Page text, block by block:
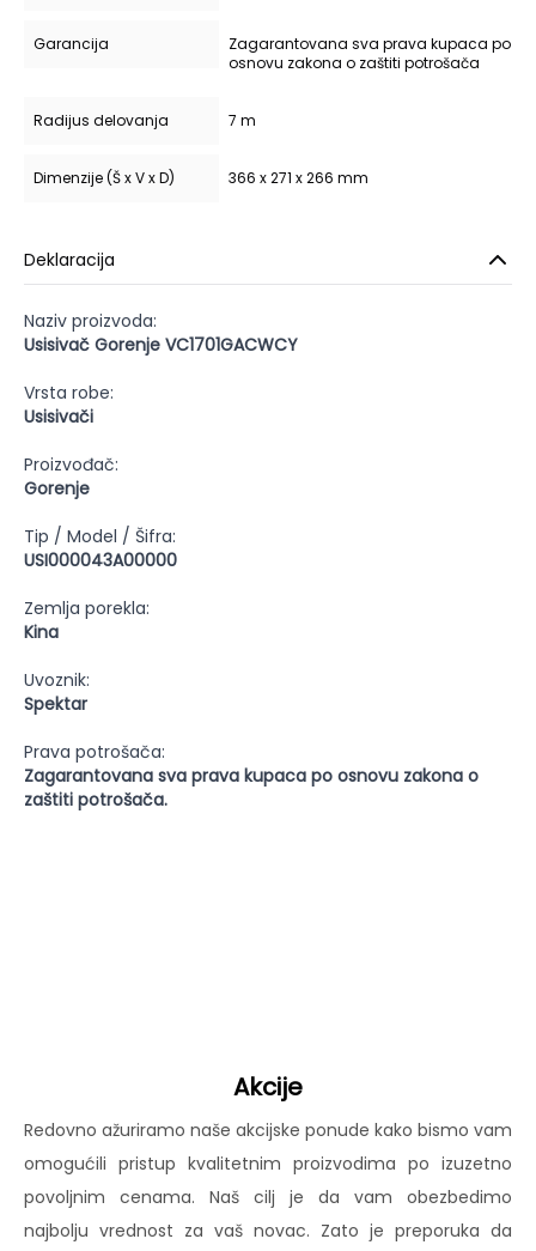
Garancija
Zagarantovana sva prava kupaca po
osnovu zakona o zaštiti potrošača
Radijus delovanja 7 m
Dimenzije (Š x V x D) 366 x 271 x 266 mm
Deklaracija
Naziv proizvoda:
Usisivač Gorenje VC1701GACWCY
Vrsta robe:
Usisivači
Proizvođač:
Gorenje
Tip / Model / Šifra:
USI000043A00000
Zemlja porekla:
Kina
Uvoznik:
Spektar
Prava potrošača:
Zagarantovana sva prava kupaca po osnovu zakona o
zaštiti potrošača.
Akcije
Redovno ažuriramo naše akcijske ponude kako bismo vam
omogućili pristup kvalitetnim proizvodima po izuzetno
povoljnim cenama. Naš cilj je da vam obezbedimo
najbolju vrednost za vaš novac. Zato je preporuka da